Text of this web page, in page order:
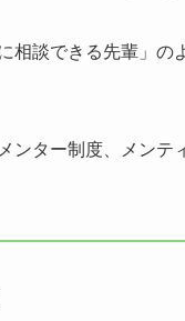
談できる先輩」の
ンター制度、メン